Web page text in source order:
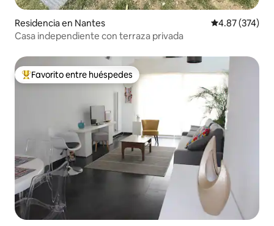
Residencia en Nantes Calificación
4.87 (374)
Casa independiente con terraza privada
De los mejores en Favorito entre huéspedes
Favorito entre huéspedes